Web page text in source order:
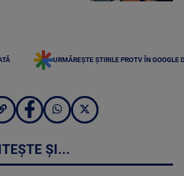
URMĂREȘTE ȘTIRILE PROTV ÎN GOOGLE
ȘI...